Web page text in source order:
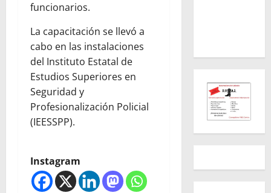
funcionarios.
La capacitación se llevó a
cabo en las instalaciones
del Instituto Estatal de
Estudios Superiores en
Seguridad y
Profesionalización Policial
(IEESSPP).
Instagram